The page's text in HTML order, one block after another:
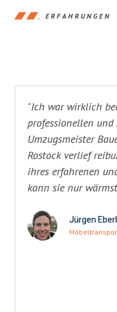
ERFAHRUNGEN
"Ich war wirklich
professionellen
Umzugsmeister
Rostock verlief
ihres erfahrenen
kann sie nur
Jürgen